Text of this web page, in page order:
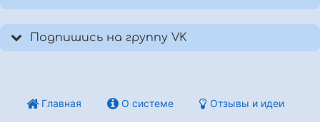
Подпишись на группу VK
Главная О системе Отзывы и идеи